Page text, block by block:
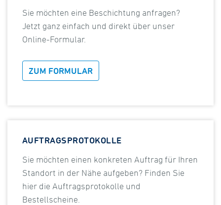
Sie möchten eine Beschichtung anfragen?
Jetzt ganz einfach und direkt über unser
Online-Formular.
ZUM FORMULAR
AUFTRAGSPROTOKOLLE
Sie möchten einen konkreten Auftrag für Ihren
Standort in der Nähe aufgeben? Finden Sie
hier die Auftragsprotokolle und
Bestellscheine.